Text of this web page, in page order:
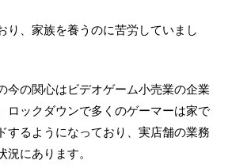
り、家族を養うのに苦労していまし
今の関心はビデオゲーム小売業の企業
ロックダウンで多くのゲーマーは家で
するようになっており、実店舗の業務
況にあります。